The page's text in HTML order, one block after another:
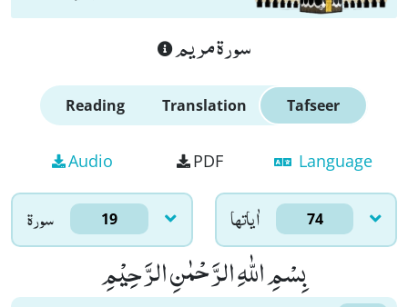
سورة مريم
Reading Translation Tafseer
Audio PDF Language
سورۃ 19 اٰياتها 74
بِسْمِ اللّٰهِ الرَّحْمٰنِ الرَّحِیْمِ